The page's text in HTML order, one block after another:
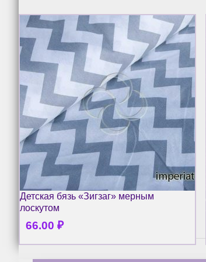
Детская бязь «Зигзаг» мерным
лоскутом
66.00 ₽